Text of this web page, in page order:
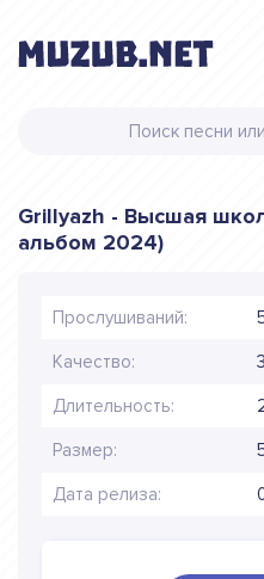
Grillyazh - Высшая
альбом 2024)
Прослушиваний:
Качество:
Длительность:
Размер:
Дата релиза: